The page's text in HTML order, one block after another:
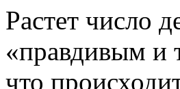
Растет число
«правдивым и
что